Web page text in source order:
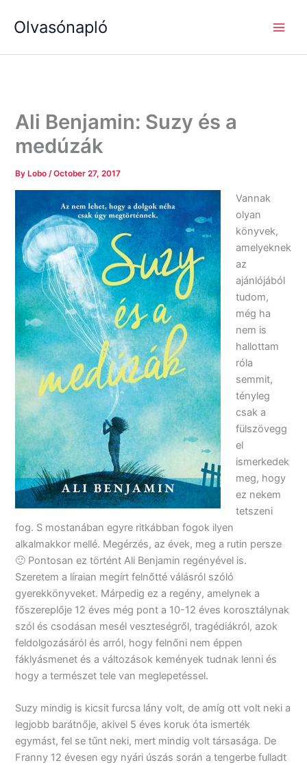
Olvasónapló
Ali Benjamin: Suzy és a
medúzák
By Lobo/October 27, 2017
Vannak
olyan
könyvek,
amelyeknek
az
ajánlójából
tudom,
még ha
nem is
hallottam
róla
semmit,
tényleg
csak a
fülszövegg
el
ismerkedek
meg, hogy
ez nekem
tetszeni
fog. S mostanában egyre ritkábban fogok ilyen
alkalmakkor mellé. Megérzés, az évek, meg a rutin persze
🙂 Pontosan ez történt Ali Benjamin regényével is.
Szeretem a líraian megírt felnőtté válásról szóló
gyerekkönyveket. Márpedig ez a regény, amelynek a
főszereplője 12 éves még pont a 10-12 éves korosztálynak
szól és csodásan mesél veszteségről, tragédiákról, azok
feldolgozásáról és arról, hogy felnőni nem éppen
fáklyásmenet és a változások kemények tudnak lenni és
hogy a természet tele van meglepetéssel.
Suzy mindig is kicsit furcsa lány volt, de amíg ott volt neki a
legjobb barátnője, akivel 5 éves koruk óta ismerték
egymást, fel se tűnt neki, mert mindig volt társasága. De
Franny 12 évesen egy nyári úszás során a tengerbe fulladt
e
a
é
g
k
é
g
k